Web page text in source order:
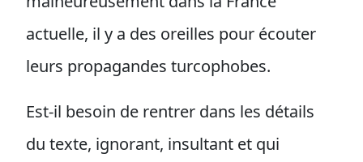
actuelle, il y a des oreilles pour écouter
leurs propagandes turcophobes.
Est-il besoin de rentrer dans les détails
du texte, ignorant, insultant et qui